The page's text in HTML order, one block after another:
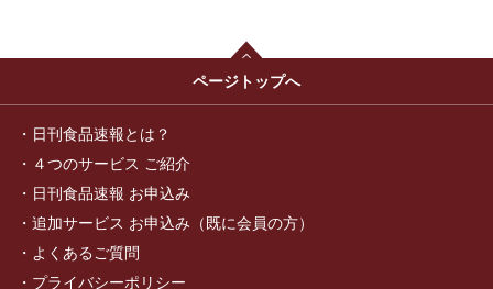
ページトップへ
日刊食品速報とは？
４つのサービス ご紹介
日刊食品速報 お申込み
追加サービス お申込み（既に会員の方）
よくあるご質問
プライバシーポリシー